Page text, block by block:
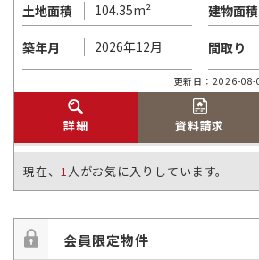
土地面積 104.35m² 建物面積
築年月 2026年12月 間取り
更新日：2026-08-
詳細 資料請求
現在、 1人がお気に入りしています。
会員限定物件